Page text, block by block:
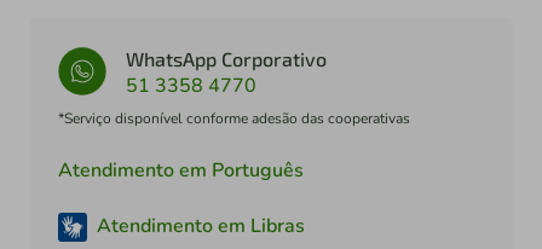
WhatsApp Corporativo
51 3358 4770
*Serviço disponível conforme adesão das cooperativas
Atendimento em Português
Atendimento em Libras